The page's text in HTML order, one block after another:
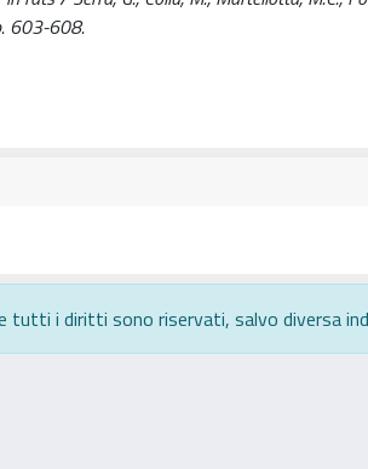
603-608.
i diritti sono riservati, salvo diversa